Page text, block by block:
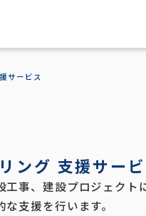
サービス
ング 支援サー
工事、建設プロジェクト
支援を行います。